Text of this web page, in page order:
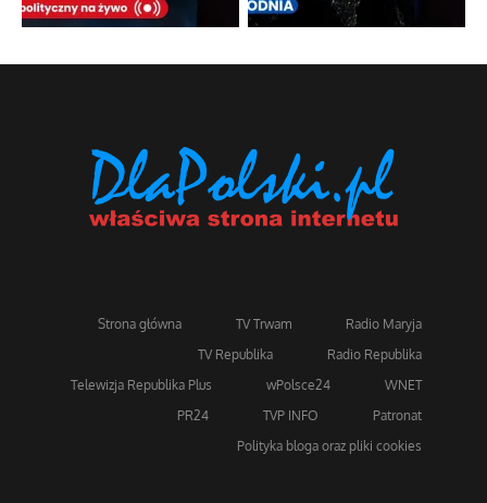
Strona główna TV Trwam
Radio Maryja
TV Republika
Radio Republika
Telewizja Republika Plus
wPolsce24
WNET
PR24
TVP INFO
Patronat
Polityka bloga oraz pliki cookies